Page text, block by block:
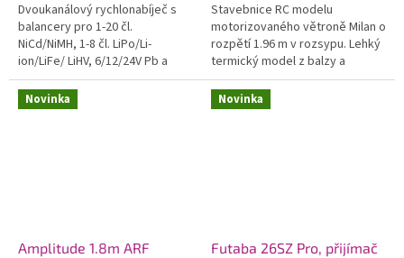
Dvoukanálový rychlonabíječ s
balancery pro 1-20 čl.
NiCd/NiMH, 1-8 čl. LiPo/Li-
ion/LiFe/ LiHV, 6/12/24V Pb a
bezúdržbové Pb AGM proudem
0,1-32A (max. 1x1100W nebo
celkem max....
Stavebnice RC modelu
motorizovaného větroně Milan o
rozpětí 1.96 m v rozsypu. Lehký
termický model z balzy a
překližky se staví na plánu v
měřítku 1:1. Model lze pohánět...
Novinka
Amplitude 1.8m ARF
Novinka
Futaba 26SZ Pro, přijímač